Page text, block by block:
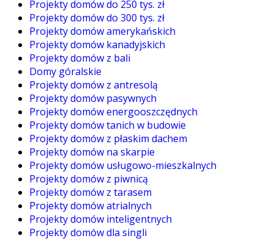
Projekty domów do 250 tys. zł
Projekty domów do 300 tys. zł
Projekty domów amerykańskich
Projekty domów kanadyjskich
Projekty domów z bali
Domy góralskie
Projekty domów z antresolą
Projekty domów pasywnych
Projekty domów energooszczędnych
Projekty domów tanich w budowie
Projekty domów z płaskim dachem
Projekty domów na skarpie
Projekty domów usługowo-mieszkalnych
Projekty domów z piwnicą
Projekty domów z tarasem
Projekty domów atrialnych
Projekty domów inteligentnych
Projekty domów dla singli